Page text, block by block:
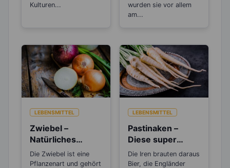
Kulturen...
wurden sie vor allem
am...
LEBENSMITTEL
Zwiebel –
Natürliches
Antibiotikum und
„Wunder“-
Die Zwiebel ist eine
Pflanzenart und gehört
LEBENSMITTEL
Pastinaken –
Diese super
„Sattmacher“
gehören in jedes
Die Iren brauten daraus
Bier, die Engländer